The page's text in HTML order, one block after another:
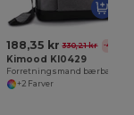
188,35 kr 330,21 kr -43%
Kimood KI0429
+2 Farver